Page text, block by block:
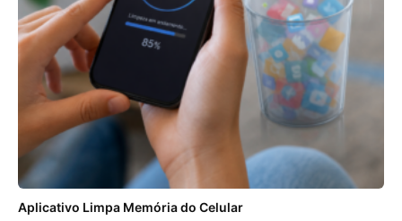
Aplicativo Limpa Memória do Celular